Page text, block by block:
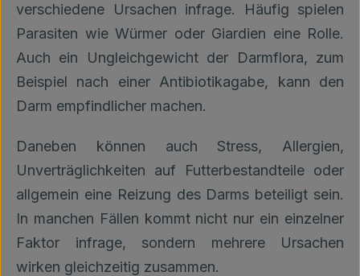
verschiedene Ursachen infrage. Häufig spielen
Parasiten wie Würmer oder Giardien eine Rolle.
Auch ein Ungleichgewicht der Darmflora, zum
Beispiel nach einer Antibiotikagabe, kann den
Darm empfindlicher machen.
Daneben können auch Stress, Allergien,
Unverträglichkeiten auf Futterbestandteile oder
allgemein eine Reizung des Darms beteiligt sein.
In manchen Fällen kommt nicht nur ein einzelner
Faktor infrage, sondern mehrere Ursachen
wirken gleichzeitig zusammen.